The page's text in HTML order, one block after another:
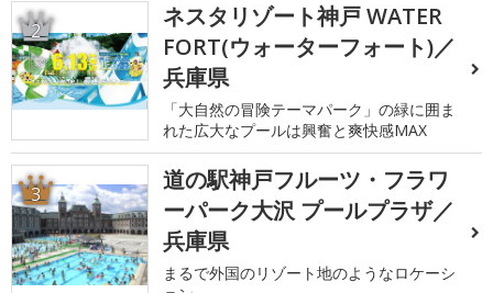
2
ネスタリゾート神戸 WATER
FORT(ウォーターフォート)／
兵庫県
「大自然の冒険テーマパーク」の緑に囲ま
れた広大なプールは興奮と爽快感MAX
3
道の駅神戸フルーツ・フラワ
ーパーク大沢 プールプラザ／
兵庫県
まるで外国のリゾート地のようなロケーシ